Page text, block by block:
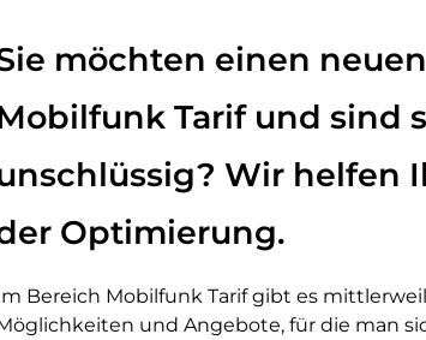
möchten einen neuen
Tarif und sind
Wir helfen
Optimierung.
Bereich Mobilfunk Tarif gibt es
und Angebote, für die man